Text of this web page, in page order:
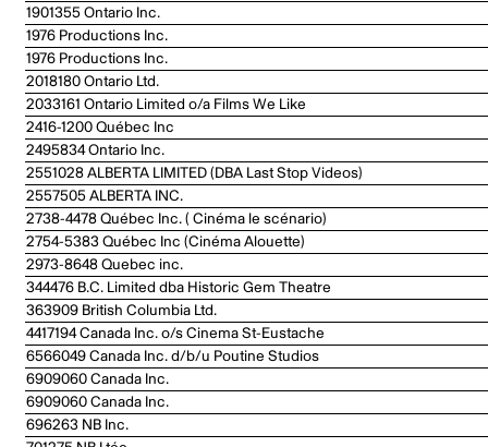
1901355 Ontario Inc.
1976 Productions Inc.
1976 Productions Inc.
2018180 Ontario Ltd.
2033161 Ontario Limited o/a Films We Like
2416-1200 Québec Inc
2495834 Ontario Inc.
2551028 ALBERTA LIMITED (DBA Last Stop Videos)
2557505 ALBERTA INC.
2738-4478 Québec Inc. ( Cinéma le scénario)
2754-5383 Québec Inc (Cinéma Alouette)
2973-8648 Quebec inc.
344476 B.C. Limited dba Historic Gem Theatre
363909 British Columbia Ltd.
4417194 Canada Inc. o/s Cinema St-Eustache
6566049 Canada Inc. d/b/u Poutine Studios
6909060 Canada Inc.
6909060 Canada Inc.
696263 NB Inc.